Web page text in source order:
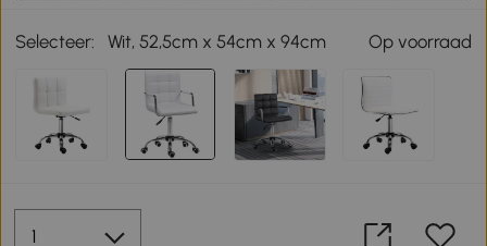
Selecteer: Wit, 52,5cm x 54cm x 94cm Op voorraad